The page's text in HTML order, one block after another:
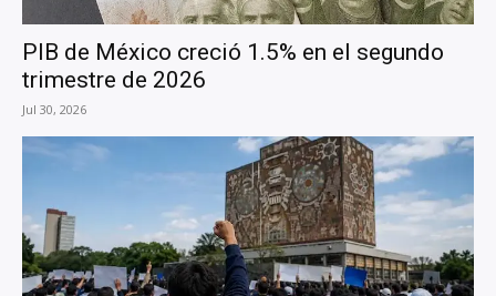
PIB de México creció 1.5% en el segundo
trimestre de 2026
Jul 30, 2026